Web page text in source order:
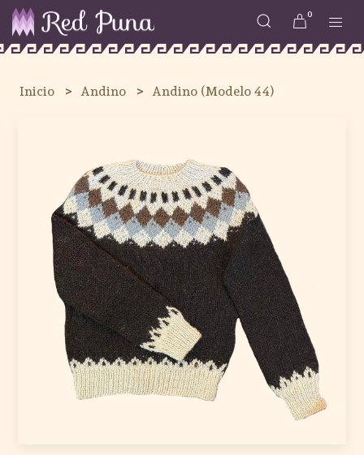
0
Inicio Andino Andino (Modelo 44)